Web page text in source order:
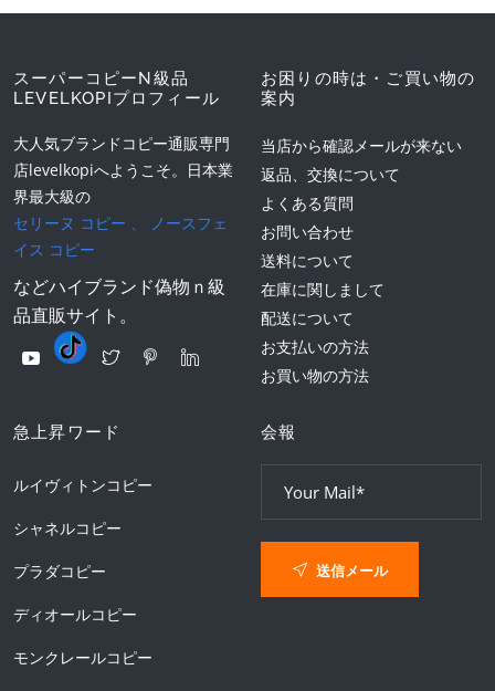
スーパーコピーN級品
LEVELKOPIプロフィール
大人気ブランドコピー通販専門
店levelkopiへようこそ。日本業
界最大級の
セリーヌ コピー 、
ノースフェ
イス コピー
などハイブランド偽物ｎ級
品直販サイト。
お困りの時は・ご買い物の
案内
当店から確認メールが来ない
返品、交換について
よくある質問
お問い合わせ
送料について
在庫に関しまして
配送について
お支払いの方法
お買い物の方法
急上昇ワード
ルイヴィトンコピー
シャネルコピー
プラダコピー
ディオールコピー
モンクレールコピー
会報
送信メール